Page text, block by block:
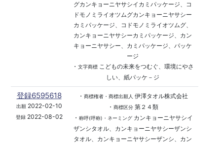
グカンキョーニヤサシイカミパッケージ、コ
ドモノミライオツムグカンキョーニヤサシー
カミパッケージ、コドモノミライオツムグ、
カンキョーニヤサシーカミパッケージ、カン
キョーニヤサシー、カミパッケージ、パッケ
ージ
・ 文字商標こどもの未来をつむぐ、環境にやさ
しい、紙パッケ－ジ
登録6595618
出願2022-02-10
登録2022-08-02
・ 商標権者・商標出願人 伊澤タオル株式会社
・ 商標区分第２４類
・ 称呼(呼称)・ネーミングカンキョーニヤサシイ
ザンシタオル、カンキョーニヤサシーザンシ
タオル、カンキョーニヤサシーザンシ、カン